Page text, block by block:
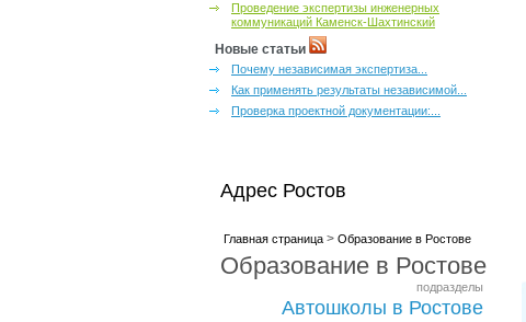
Проведение экспертизы инженерных
коммуникаций Каменск-Шахтинский
Новые статьи
Почему независимая экспертиза...
Как применять результаты независимой...
Проверка проектной документации:...
Адрес Ростов
Главная страница> Образование в Ростове
Образование в Ростове
подразделы
Автошколы в Ростове